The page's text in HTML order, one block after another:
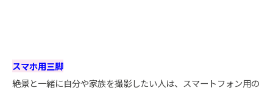
スマホ用三脚
絶景と一緒に自分や家族を撮影したい人は、スマートフォン用の